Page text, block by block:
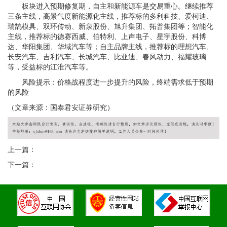
板块进入预期修复期，自主和新能源车是交易重心。继续推荐
三条主线，高景气度新能源化主线，推荐标的多利科技、爱柯迪、
瑞鹄模具、双环传动、新泉股份、旭升集团、拓普集团等；智能化
主线，推荐标的德赛西威、伯特利、上声电子、星宇股份、科博
达、华阳集团、华域汽车等；自主品牌主线，推荐标的理想汽车、
长安汽车、吉利汽车、长城汽车、比亚迪、春风动力、福耀玻璃
等，受益标的江淮汽车等。
风险提示：价格战程度进一步提升的风险，终端需求低于预期
的风险
（文章来源：国泰君安证券研究）
上一篇：
下一篇：